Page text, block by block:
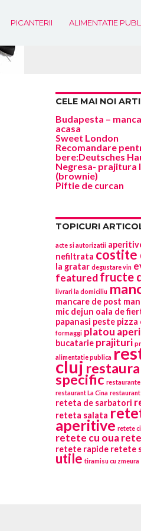
PICANTERII ALIMENTATIE
CELE MAI NOI
Budapesta –
acasa
Sweet London
Recomandare
bere:Deutsches
Negresa- prajitura
(brownie)
Piftie de curcan
TOPICURI
acte si autorizatii
nefiltrata costite
la gratar degustare vin
featuredfructe
livrari la domiciliu
mancare de post
mic dejun oala de
papanasi peste pizza
formaggi platou
bucatarie prajituri
alimentatie publica
cluj
specific
restaurant La Cina
reteta de sarbatori
reteta salata
aperitive retete
retete cu oua
retete rapide retete
utile tiramisu cu zmeura